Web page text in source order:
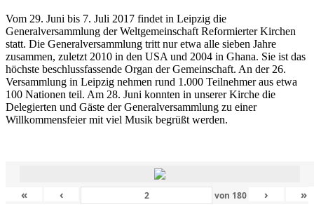
Vom 29. Juni bis 7. Juli 2017 findet in Leipzig die
Generalversammlung der Weltgemeinschaft Reformierter Kirchen
statt. Die Generalversammlung tritt nur etwa alle sieben Jahre
zusammen, zuletzt 2010 in den USA und 2004 in Ghana. Sie ist das
höchste beschlussfassende Organ der Gemeinschaft. An der 26.
Versammlung in Leipzig nehmen rund 1.000 Teilnehmer aus etwa
100 Nationen teil. Am 28. Juni konnten in unserer Kirche die
Delegierten und Gäste der Generalversammlung zu einer
Willkommensfeier mit viel Musik begrüßt werden.
« ‹ von 180 › »